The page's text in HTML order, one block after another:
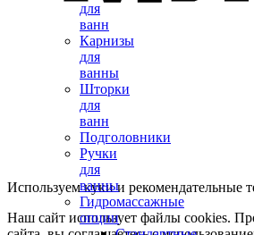
для
ванн
Карнизы
для
ванны
Шторки
для
ванн
Подголовники
Ручки
для
ванны
Гидромассажные
опции
Используем куки и рекомендательные
Наш сайт использует файлы cookies.